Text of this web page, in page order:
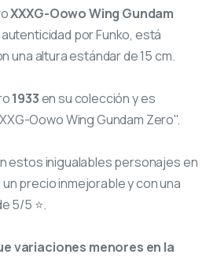
XXXG-Oowo Wing Gundam
por Funko, está
una altura estándar de 15 cm.
1933en su colección y es
Oowo Wing Gundam Zero".
estos inigualables personajes en
precio inmejorable y con una
5/5 ⭐.
variaciones menores en la